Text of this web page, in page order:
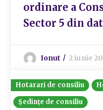
ordinare a
Sector 5 din
Ionut 2 iunie
Hotarari de consiliu
Ședințe de consiliu